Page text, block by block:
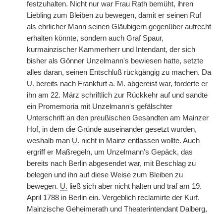
festzuhalten. Nicht nur war Frau Rath bemüht, ihren
Liebling zum Bleiben zu bewegen, damit er seinen Ruf
als ehrlicher Mann seinen Gläubigern gegenüber aufrecht
erhalten könnte, sondern auch Graf Spaur,
kurmainzischer Kammerherr und Intendant, der sich
bisher als Gönner Unzelmann's bewiesen hatte, setzte
alles daran, seinen Entschluß rückgängig zu machen. Da
U. bereits nach Frankfurt a. M. abgereist war, forderte er
ihn am 22. März schriftlich zur Rückkehr auf und sandte
ein Promemoria mit Unzelmann's gefälschter
Unterschrift an den preußischen Gesandten am Mainzer
Hof, in dem die Gründe auseinander gesetzt wurden,
weshalb man U. nicht in Mainz entlassen wollte. Auch
ergriff er Maßregeln, um Unzelmann's Gepäck, das
bereits nach Berlin abgesendet war, mit Beschlag zu
belegen und ihn auf diese Weise zum Bleiben zu
bewegen. U. ließ sich aber nicht halten und traf am 19.
April 1788 in Berlin ein. Vergeblich reclamirte der Kurf.
Mainzische Geheimerath und Theaterintendant Dalberg,